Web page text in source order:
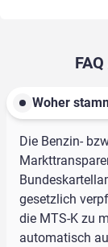
Woher
Die Benzin-
gesetzlich
die MTS-K zu
automatisch